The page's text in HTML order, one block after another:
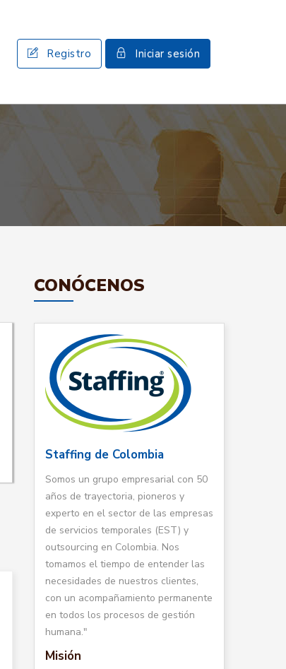
Registro Iniciar sesión
CONÓCENOS
Staffing de Colombia
Somos un grupo empresarial con 50
años de trayectoria, pioneros y
experto en el sector de las empresas
de servicios temporales (EST) y
outsourcing en Colombia. Nos
tomamos el tiempo de entender las
necesidades de nuestros clientes,
con un acompañamiento permanente
en todos los procesos de gestión
humana."
Misión